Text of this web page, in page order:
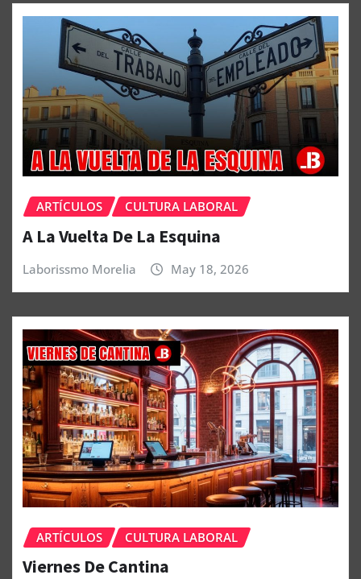
ARTÍCULOS CULTURA LABORAL
A La Vuelta De La Esquina
Laborissmo Morelia May 18, 2026
ARTÍCULOS CULTURA LABORAL
Viernes De Cantina